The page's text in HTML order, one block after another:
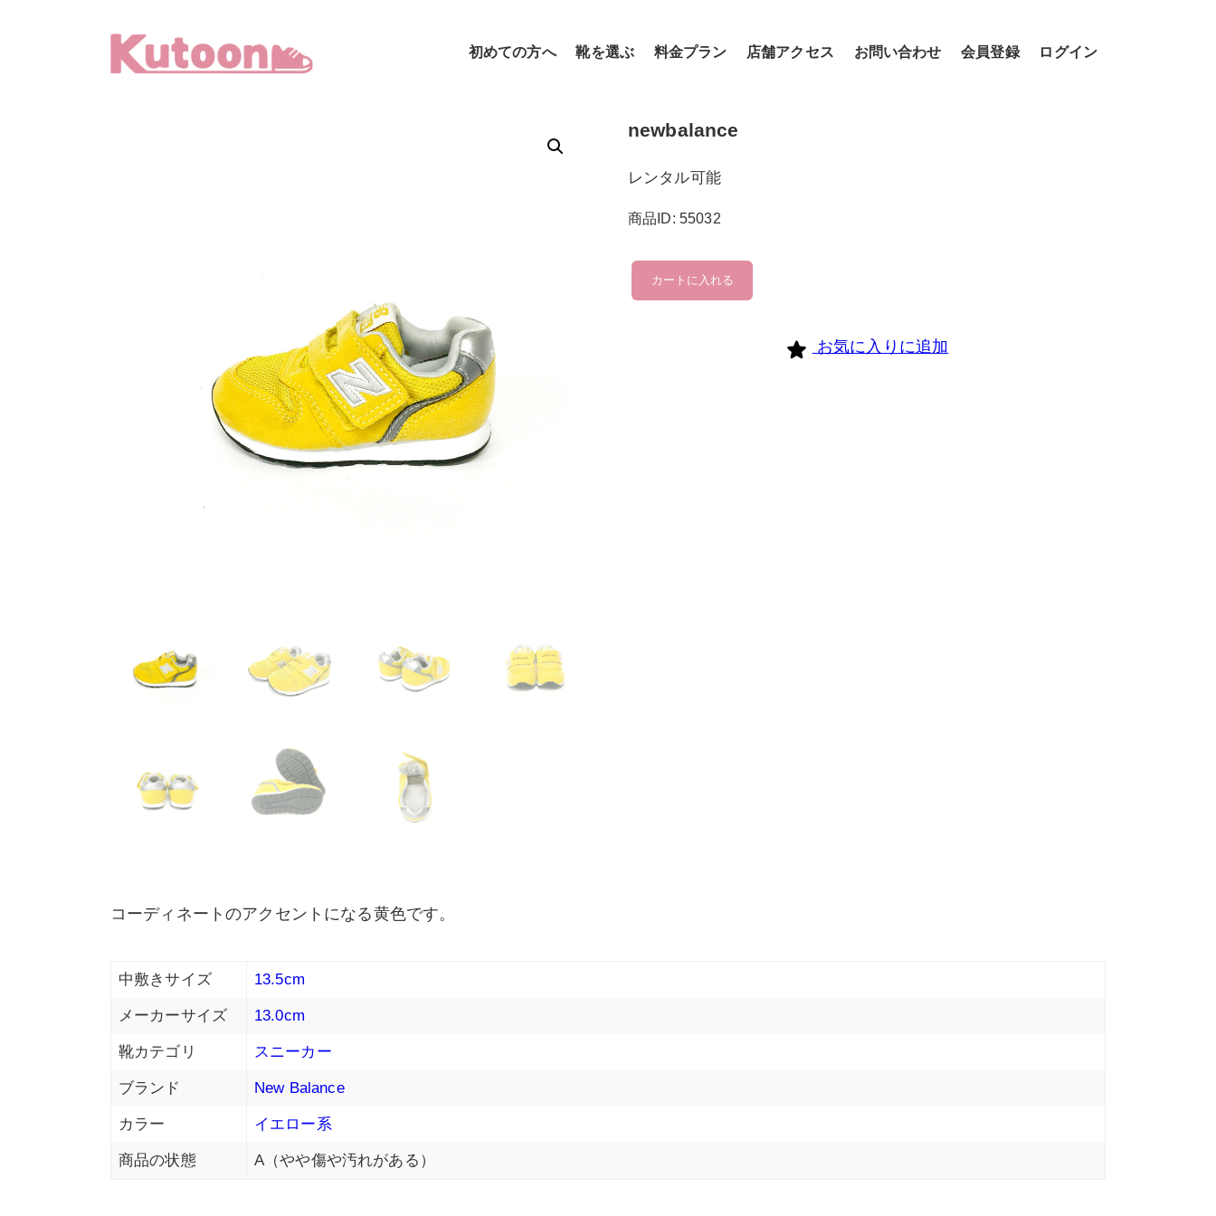
初めての方へ 靴を選ぶ 料金プラン 店舗アクセス お問い合わせ 会員登録 ログイン
newbalance
レンタル可能
商品ID: 55032
newbalance
個
カートに入れる
お気に入りに追加
コーディネートのアクセントになる黄色です。
中敷きサイズ 13.5cm
メーカーサイズ 13.0cm
靴カテゴリ スニーカー
ブランド New Balance
カラー イエロー系
商品の状態 A（やや傷や汚れがある）